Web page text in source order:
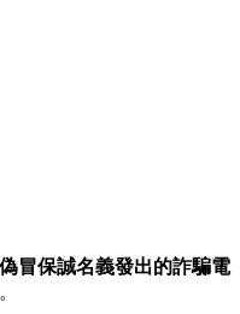
偽冒保誠名義發出的詐騙電